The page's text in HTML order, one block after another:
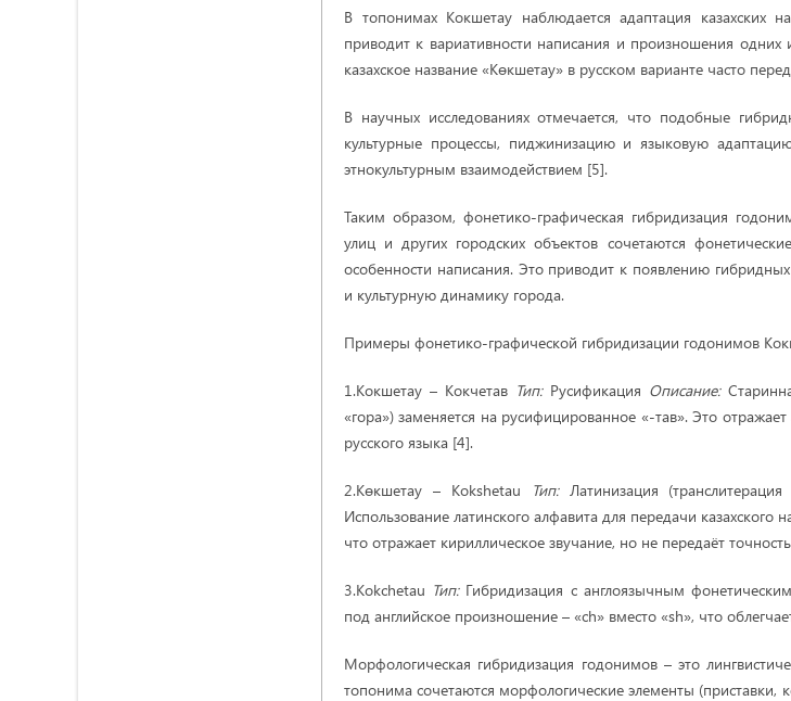
В топонимах Кокшетау наблюдается адаптация казахских
приводит к вариативности написания и произношения одних
казахское название «Көкшетау» в русском варианте часто
В научных исследованиях отмечается, что подобные
культурные процессы, пиджинизацию и языковую
этнокультурным взаимодействием [5].
Таким образом, фонетико-графическая гибридизация
улиц и других городских объектов сочетаются
особенности написания. Это приводит к появлению
и культурную динамику города.
Примеры фонетико-графической гибридизации годонимов
1.Кокшетау – Кокчетав Тип:Русификация Описание:
«гора») заменяется на русифицированное «-тав». Это
русского языка [4].
2.Көкшетау – Kokshetau Тип:Латинизация
Использование латинского алфавита для передачи казахского
что отражает кириллическое звучание, но не передаёт
3.Kokchetau Тип:Гибридизация с англоязычным
под английское произношение – «ch» вместо «sh», что
Морфологическая гибридизация годонимов – это
топонима сочетаются морфологические элементы